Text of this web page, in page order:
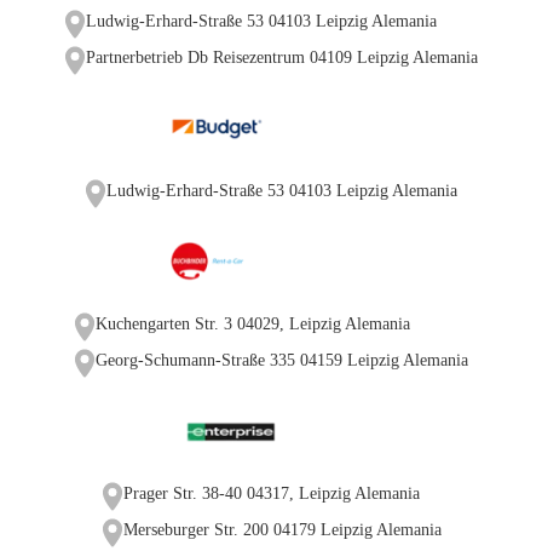
Ludwig-Erhard-Straße 53 04103 Leipzig Alemania
Partnerbetrieb Db Reisezentrum 04109 Leipzig Alemania
Ludwig-Erhard-Straße 53 04103 Leipzig Alemania
Kuchengarten Str. 3 04029, Leipzig Alemania
Georg-Schumann-Straße 335 04159 Leipzig Alemania
Prager Str. 38-40 04317, Leipzig Alemania
Merseburger Str. 200 04179 Leipzig Alemania